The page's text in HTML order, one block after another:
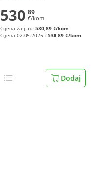
530 89
€/kom
Cijena za j.m.: 530,89 €/kom
Cijena 02.05.2025.: 530,89 €/kom
Dodaj